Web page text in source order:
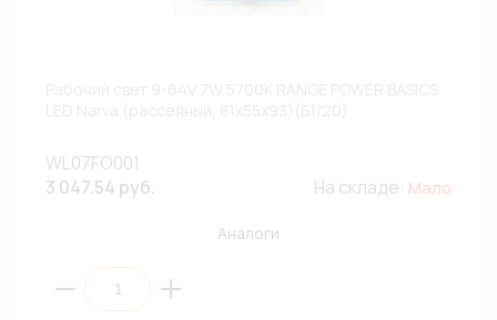
WL07FO001
3 047.54 руб.
На складе: Мало
Аналоги